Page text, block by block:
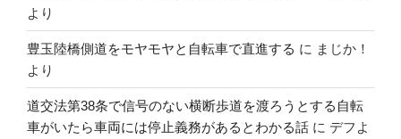
より
豊玉陸橋側道をモヤモヤと自転車で直進する に まじか！
より
道交法第38条で信号のない横断歩道を渡ろうとする自転
車がいたら車両には停止義務があるとわかる話 に デフよ